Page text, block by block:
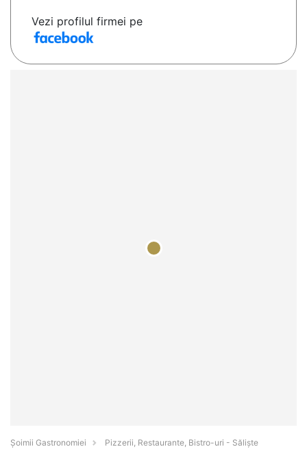
Vezi profilul firmei pe
Șoimii Gastronomiei
Pizzerii, Restaurante, Bistro-uri - Sălişte